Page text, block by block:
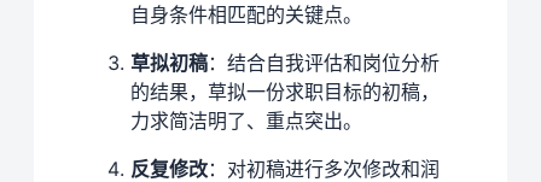
自身条件相匹配的关键点。
草拟初稿：结合自我评估和岗位分析
的结果，草拟一份求职目标的初稿，
力求简洁明了、重点突出。
反复修改：对初稿进行多次修改和润